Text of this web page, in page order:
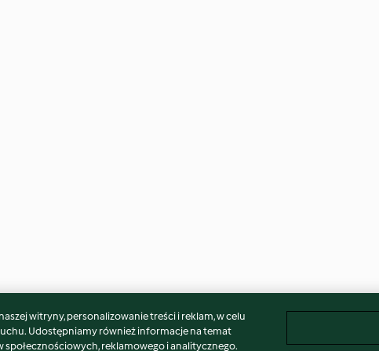
witryny, personalizowanie treści i reklam, w celu
Udostępniamy również informacje na temat
reklamowego i analitycznego.